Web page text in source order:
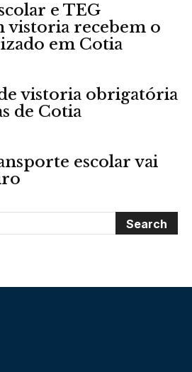
e TEG
vistoria recebem o
em Cotia
vistoria obrigatória
de Cotia
escolar vai